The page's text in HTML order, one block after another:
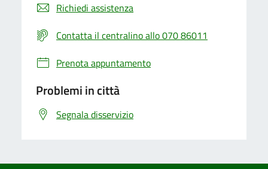
Richiedi assistenza
Contatta il centralino allo 070 86011
Prenota appuntamento
Problemi in città
Segnala disservizio